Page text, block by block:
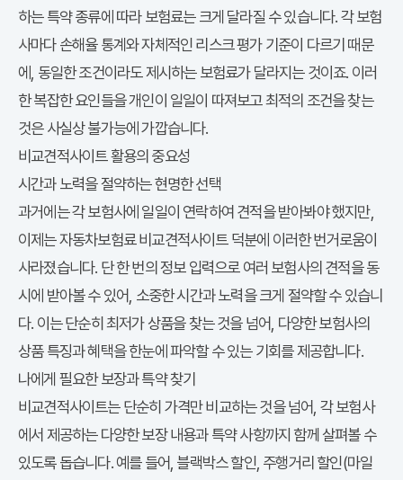
하는 특약 종류에 따라 보험료는 크게 달라질 수 있습니다. 각 보험
사마다 손해율 통계와 자체적인 리스크 평가 기준이 다르기 때문
에, 동일한 조건이라도 제시하는 보험료가 달라지는 것이죠. 이러
한 복잡한 요인들을 개인이 일일이 따져보고 최적의 조건을 찾는
것은 사실상 불가능에 가깝습니다.
비교견적사이트 활용의 중요성
시간과 노력을 절약하는 현명한 선택
과거에는 각 보험사에 일일이 연락하여 견적을 받아봐야 했지만,
이제는자동차보험료 비교견적사이트덕분에 이러한 번거로움이
사라졌습니다. 단 한 번의 정보 입력으로 여러 보험사의 견적을 동
시에 받아볼 수 있어, 소중한 시간과 노력을 크게 절약할 수 있습니
다. 이는 단순히 최저가 상품을 찾는 것을 넘어, 다양한 보험사의
상품 특징과 혜택을 한눈에 파악할 수 있는 기회를 제공합니다.
나에게 필요한 보장과 특약 찾기
비교견적사이트는 단순히 가격만 비교하는 것을 넘어, 각 보험사
에서 제공하는 다양한 보장 내용과 특약 사항까지 함께 살펴볼 수
있도록 돕습니다. 예를 들어, 블랙박스 할인, 주행거리 할인(마일